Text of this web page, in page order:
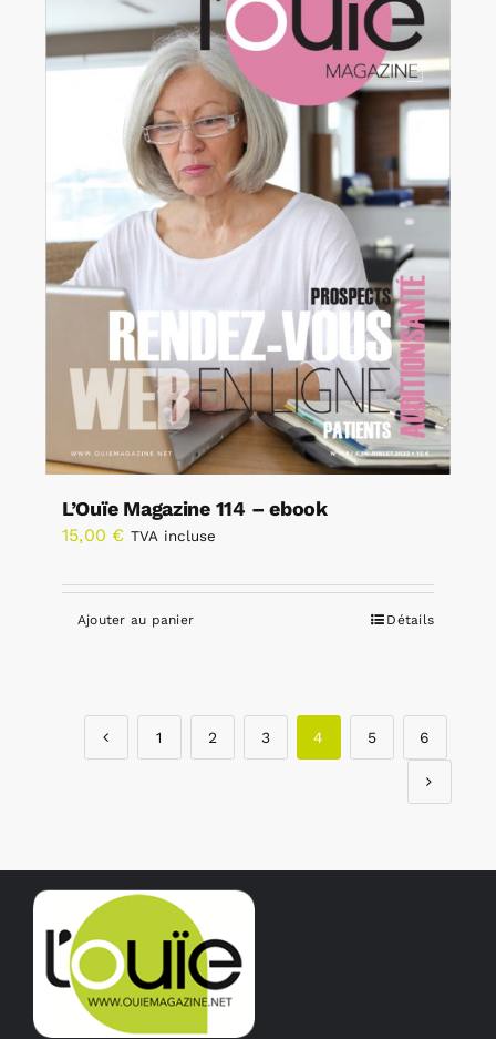
L’Ouïe Magazine 114 – ebook
15,00 € TVA incluse
Ajouter au panier Détails
1 2 3 4 5 6